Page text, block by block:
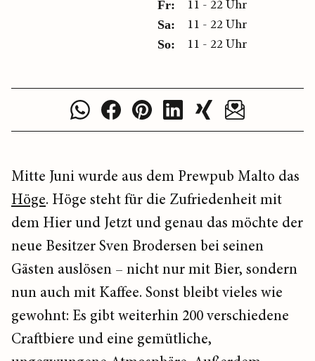
Fr: 11 - 22 Uhr
Sa: 11 - 22 Uhr
So: 11 - 22 Uhr
Mitte Juni wurde aus dem Prewpub Malto das
Höge. Höge steht für die Zufriedenheit mit
dem Hier und Jetzt und genau das möchte der
neue Besitzer Sven Brodersen bei seinen
Gästen auslösen – nicht nur mit Bier, sondern
nun auch mit Kaffee. Sonst bleibt vieles wie
gewohnt: Es gibt weiterhin 200 verschiedene
Craftbiere und eine gemütliche,